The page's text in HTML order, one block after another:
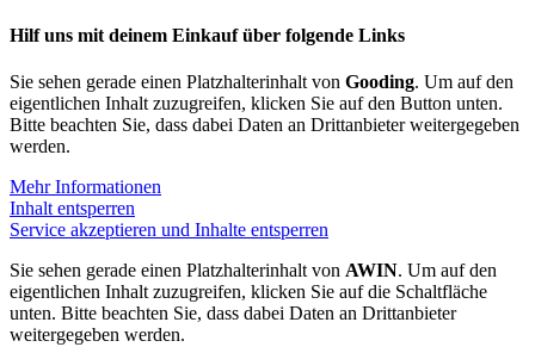
Hilf uns mit deinem Einkauf über folgende Links
Sie sehen gerade einen Platzhalterinhalt von Gooding. Um auf den
eigentlichen Inhalt zuzugreifen, klicken Sie auf den Button unten.
Bitte beachten Sie, dass dabei Daten an Drittanbieter weitergegeben
werden.
Mehr Informationen
Inhalt entsperren
Service akzeptieren und Inhalte entsperren
Sie sehen gerade einen Platzhalterinhalt von AWIN. Um auf den
eigentlichen Inhalt zuzugreifen, klicken Sie auf die Schaltfläche
unten. Bitte beachten Sie, dass dabei Daten an Drittanbieter
weitergegeben werden.